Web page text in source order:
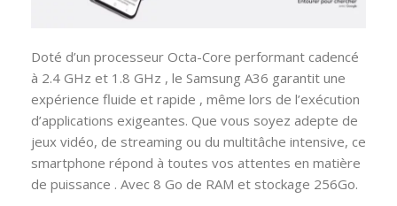
Doté d’un processeur Octa-Core performant cadencé
à 2.4 GHz et 1.8 GHz , le Samsung A36 garantit une
expérience fluide et rapide , même lors de l’exécution
d’applications exigeantes. Que vous soyez adepte de
jeux vidéo, de streaming ou du multitâche intensive, ce
smartphone répond à toutes vos attentes en matière
de puissance . Avec 8 Go de RAM et stockage 256Go.